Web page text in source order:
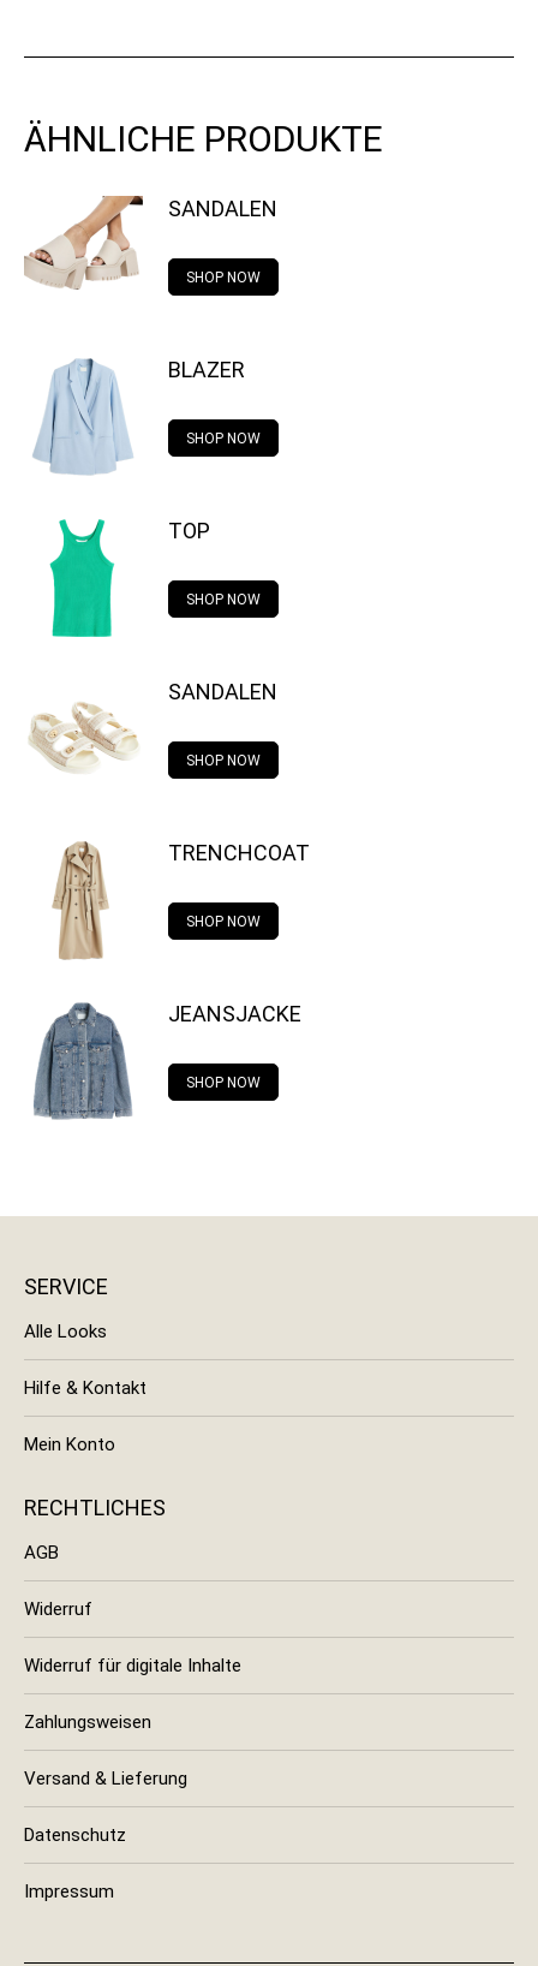
ÄHNLICHE PRODUKTE
SANDALEN
SHOP NOW
BLAZER
SHOP NOW
TOP
SHOP NOW
SANDALEN
SHOP NOW
TRENCHCOAT
SHOP NOW
JEANSJACKE
SHOP NOW
SERVICE
Alle Looks
Hilfe & Kontakt
Mein Konto
RECHTLICHES
AGB
Widerruf
Widerruf für digitale Inhalte
Zahlungsweisen
Versand & Lieferung
Datenschutz
Impressum